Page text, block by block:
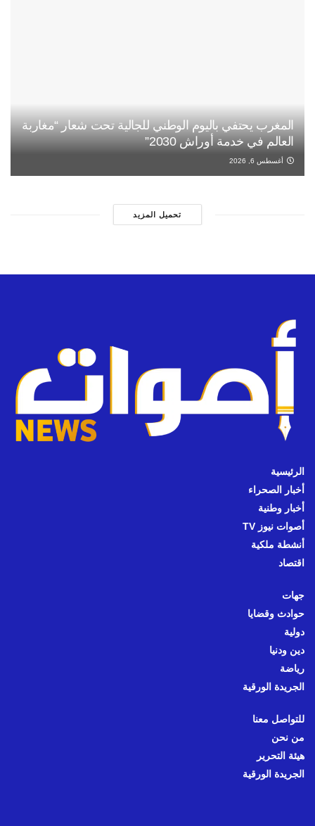
المغرب يحتفي باليوم الوطني للجالية تحت شعار “مغاربة
العالم في خدمة أوراش 2030”
أغسطس 6, 2026
تحميل المزيد
الرئيسية
أخبار الصحراء
أخبار وطنية
أصوات نيوز TV
أنشطة ملكية
اقتصاد
جهات
حوادث وقضايا
دولية
دين ودنيا
رياضة
الجريدة الورقية
للتواصل معنا
من نحن
هيئة التحرير
الجريدة الورقية